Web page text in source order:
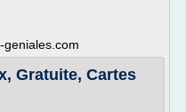
Gratuite, Cartes